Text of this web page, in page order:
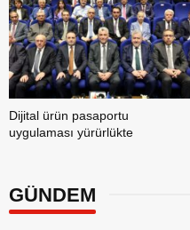
Dijital ürün pasaportu
uygulaması yürürlükte
GÜNDEM